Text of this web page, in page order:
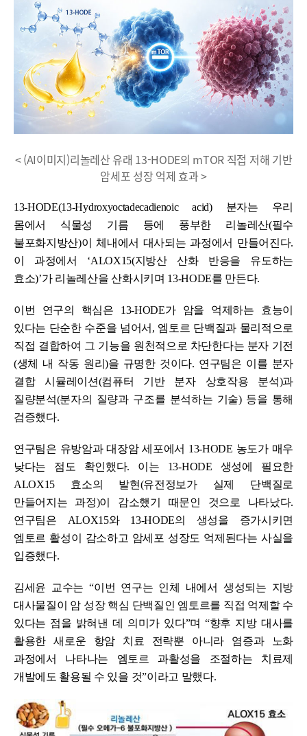
< (AI이미지)리놀레산 유래 13-HODE의 mTOR 직접 저해 기반
암세포 성장 억제 효과 >
13-HODE(13-Hydroxyoctadecadienoic acid) 분자는 우리
몸에서 식물성 기름 등에 풍부한 리놀레산(필수
불포화지방산)이 체내에서 대사되는 과정에서 만들어진다.
이 과정에서 ‘ALOX15(지방산 산화 반응을 유도하는
효소)’가 리놀레산을 산화시키며 13-HODE를 만든다.
이번 연구의 핵심은 13-HODE가 암을 억제하는 효능이
있다는 단순한 수준을 넘어서, 엠토르 단백질과 물리적으로
직접 결합하여 그 기능을 원천적으로 차단한다는 분자 기전
(생체 내 작동 원리)을 규명한 것이다. 연구팀은 이를 분자
결합 시뮬레이션(컴퓨터 기반 분자 상호작용 분석)과
질량분석(분자의 질량과 구조를 분석하는 기술) 등을 통해
검증했다.
연구팀은 유방암과 대장암 세포에서 13-HODE 농도가 매우
낮다는 점도 확인했다. 이는 13-HODE 생성에 필요한
ALOX15 효소의 발현(유전정보가 실제 단백질로
만들어지는 과정)이 감소했기 때문인 것으로 나타났다.
연구팀은 ALOX15와 13-HODE의 생성을 증가시키면
엠토르 활성이 감소하고 암세포 성장도 억제된다는 사실을
입증했다.
김세윤 교수는 “이번 연구는 인체 내에서 생성되는 지방
대사물질이 암 성장 핵심 단백질인 엠토르를 직접 억제할 수
있다는 점을 밝혀낸 데 의미가 있다”며 “향후 지방 대사를
활용한 새로운 항암 치료 전략뿐 아니라 염증과 노화
과정에서 나타나는 엠토르 과활성을 조절하는 치료제
개발에도 활용될 수 있을 것”이라고 말했다.